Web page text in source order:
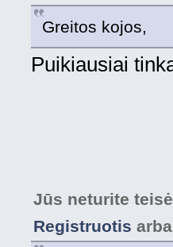
Greitos kojos,
Puikiausiai
Jūs neturite
Registruotis